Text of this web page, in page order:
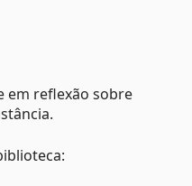
em reflexão sobre